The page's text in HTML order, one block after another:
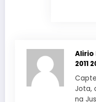
Alirio
2011
Jota,
na